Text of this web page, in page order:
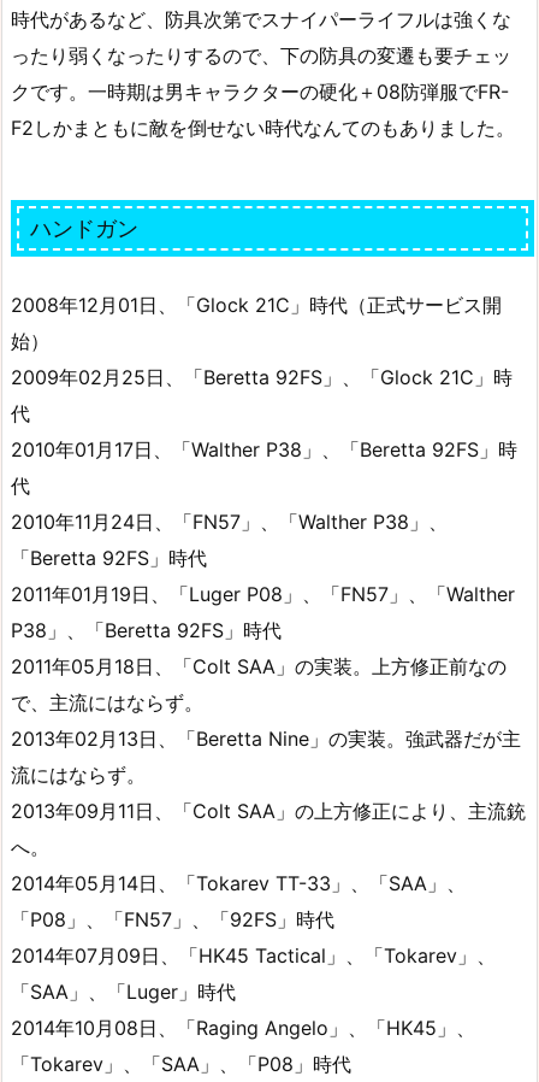
時代があるなど、防具次第でスナイパーライフルは強くな
ったり弱くなったりするので、下の防具の変遷も要チェッ
クです。一時期は男キャラクターの硬化＋08防弾服でFR-
F2しかまともに敵を倒せない時代なんてのもありました。
ハンドガン
2008年12月01日、「Glock 21C」時代（正式サービス開
始）
2009年02月25日、「Beretta 92FS」、「Glock 21C」時
代
2010年01月17日、「Walther P38」、「Beretta 92FS」時
代
2010年11月24日、「FN57」、「Walther P38」、
「Beretta 92FS」時代
2011年01月19日、「Luger P08」、「FN57」、「Walther
P38」、「Beretta 92FS」時代
2011年05月18日、「Colt SAA」の実装。上方修正前なの
で、主流にはならず。
2013年02月13日、「Beretta Nine」の実装。強武器だが主
流にはならず。
2013年09月11日、「Colt SAA」の上方修正により、主流銃
へ。
2014年05月14日、「Tokarev TT-33」、「SAA」、
「P08」、「FN57」、「92FS」時代
2014年07月09日、「HK45 Tactical」、「Tokarev」、
「SAA」、「Luger」時代
2014年10月08日、「Raging Angelo」、「HK45」、
「Tokarev」、「SAA」、「P08」時代